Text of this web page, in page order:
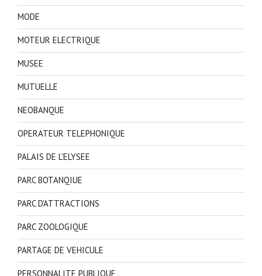
MODE
MOTEUR ELECTRIQUE
MUSEE
MUTUELLE
NEOBANQUE
OPERATEUR TELEPHONIQUE
PALAIS DE L'ELYSEE
PARC BOTANQIUE
PARC D'ATTRACTIONS
PARC ZOOLOGIQUE
PARTAGE DE VEHICULE
PERSONNALITE PUBLIQUE